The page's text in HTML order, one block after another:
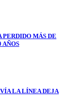
MÁS DE
AÑOS
LA LÍNEA DEJA